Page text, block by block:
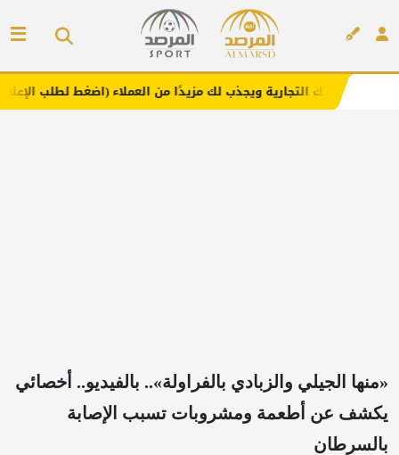
التجارية ويجذب لك مزيدًا من العملاء (اضغط لطلب الإعلان)
«منها الجيلي والزبادي بالفراولة».. بالفيديو.. أخصائي
يكشف عن أطعمة ومشروبات تسبب الإصابة
بالسرطان